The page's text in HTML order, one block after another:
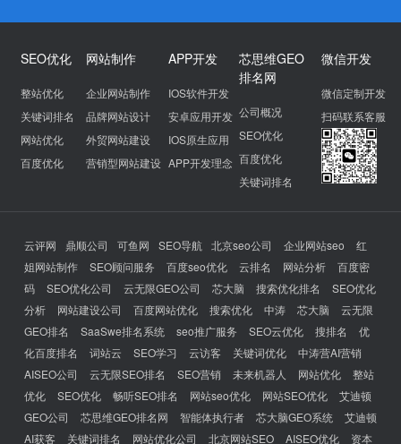
SEO优化
整站优化
关键词排名
网站优化
百度优化
网站制作
企业网站制作
品牌网站设计
外贸网站建设
营销型网站建设
APP开发
IOS软件开发
安卓应用开发
IOS原生应用
APP开发理念
芯思维GEO
排名网
公司概况
SEO优化
百度优化
关键词排名
微信开发
微信定制开发
扫码联系客服
云评网 鼎顺公司 可鱼网 SEO导航 北京seo公司 企业网站seo
红
姐网站制作
SEO顾问服务 百度seo优化 云排名 网站分析
百度密
码
SEO优化公司 云无限GEO公司 芯大脑 搜索优化排名
SEO优化
分析
网站建设公司 百度网站优化 搜索优化 中涛 芯大脑
云无限
GEO排名
SaaSwe排名系统 seo推广服务 SEO云优化 搜排名
优
化百度排名
词站云 SEO学习 云访客 关键词优化
中涛营AI营销
AISEO公司
云无限SEO排名 SEO营销 未来机器人 网站优化
整站
优化
SEO优化 畅听SEO排名 网站seo优化 网站SEO优化
艾迪顿
GEO公司
芯思维GEO排名网 智能体执行者 芯大脑GEO系统
艾迪顿
AI获客
关键词排名 网站优化公司 北京网站SEO AISEO优化 资本